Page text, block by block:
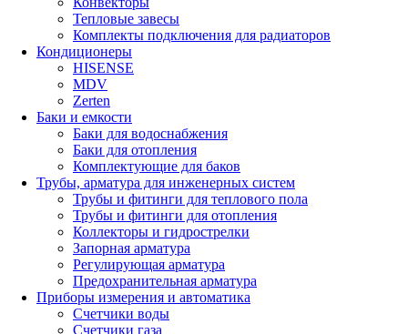
Тепловые завесы
Комплекты подключения для радиаторов
Кондиционеры
HISENSE
MDV
Zerten
Баки и емкости
Баки для водоснабжения
Баки для отопления
Комплектующие для баков
Трубы, арматура для инженерных систем
Трубы и фитинги для теплового пола
Трубы и фитинги для отопления
Коллекторы и гидрострелки
Запорная арматура
Регулирующая арматура
Предохранительная арматура
Приборы измерения и автоматика
Счетчики воды
Счетчики газа